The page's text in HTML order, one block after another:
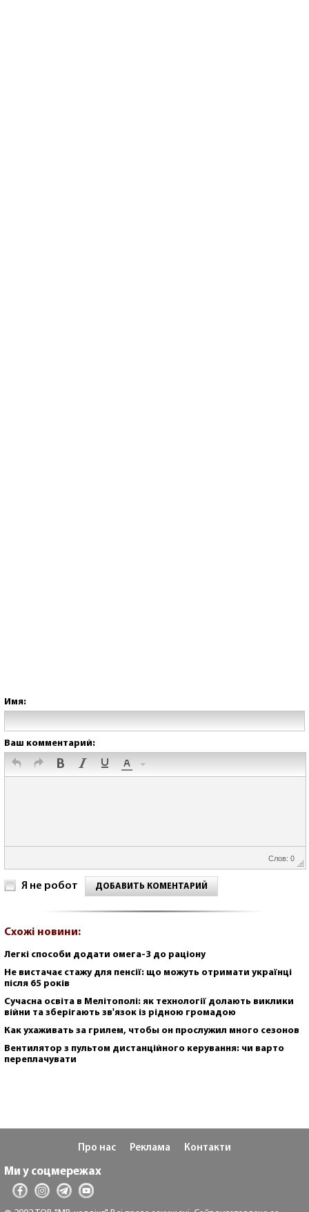
Имя:
Ваш комментарий:
Слов: 0
Я не робот ДОБАВИТЬ КОМЕНТАРИЙ
Схожі новини:
Легкі способи додати омега-3 до раціону
Не вистачає стажу для пенсії: що можуть отримати українці
після 65 років
Сучасна освіта в Мелітополі: як технології долають виклики
війни та зберігають зв'язок із рідною громадою
Как ухаживать за грилем, чтобы он прослужил много сезонов
Вентилятор з пультом дистанційного керування: чи варто
переплачувати
Про нас Реклама Контакти
Ми у соцмережах